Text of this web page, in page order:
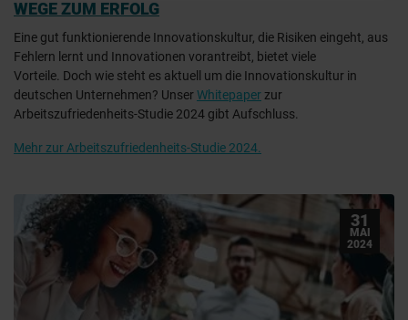
WEGE ZUM ERFOLG
Eine gut funktionierende Innovationskultur, die Risiken eingeht, aus
Fehlern lernt und Innovationen vorantreibt, bietet viele
Vorteile. Doch wie steht es aktuell um die Innovationskultur in
deutschen Unternehmen? UnserWhitepaper zur
Arbeitszufriedenheits-Studie 2024 gibt Aufschluss.
Mehr zur Arbeitszufriedenheits-Studie 2024.
31
MAI
2024